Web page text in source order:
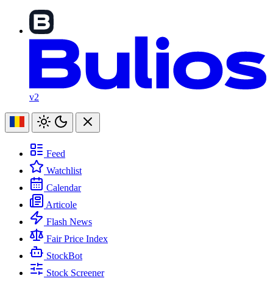
v2
Feed
Watchlist
Calendar
Articole
Flash News
Fair Price Index
StockBot
Stock Screener